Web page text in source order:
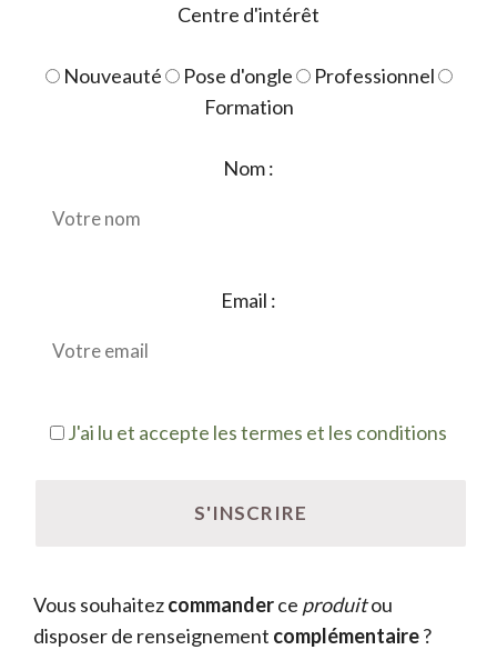
Centre d'intérêt
Nouveauté Pose d'ongle
Professionnel
Formation
Nom :
Email :
J'ai lu et accepte les termes et les conditions
Vous souhaitezcommanderce produitou
disposer de renseignement complémentaire?